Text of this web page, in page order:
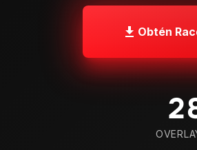
Obtén